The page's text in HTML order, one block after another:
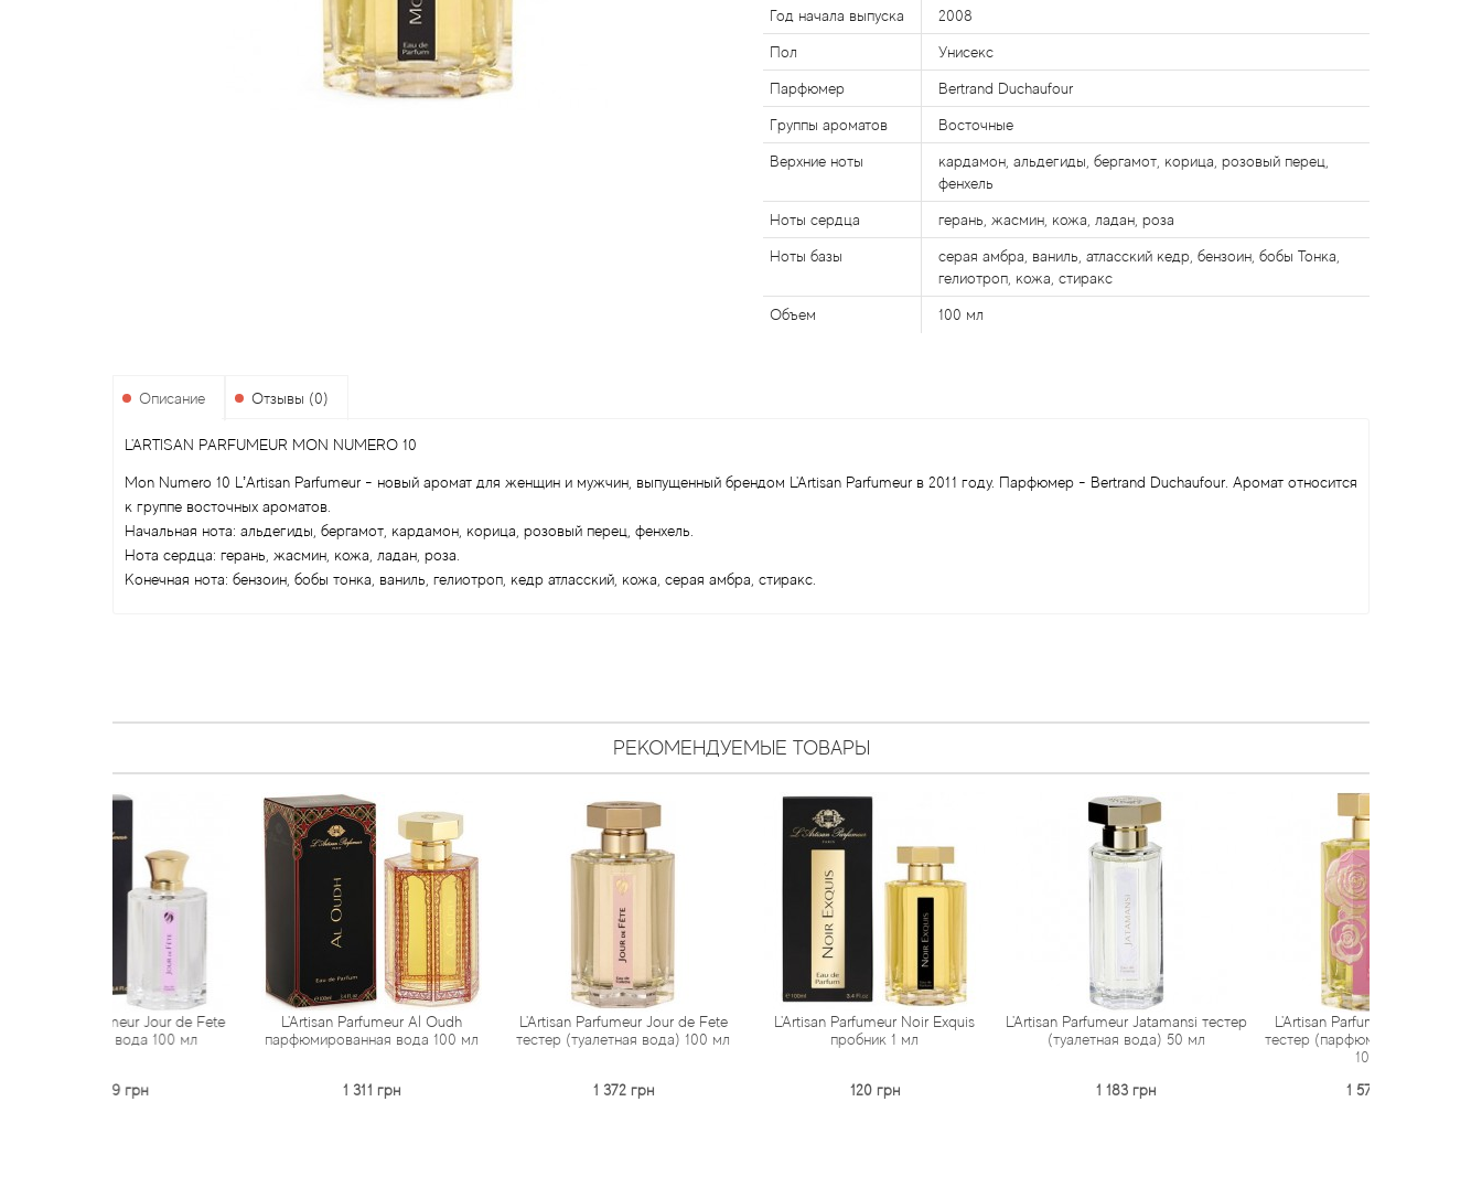
Год начала выпуска 2008
Пол Унисекс
Парфюмер Bertrand Duchaufour
Группы ароматов Восточные
Верхние ноты
кардамон, альдегиды, бергамот, корица, розовый перец,
фенхель
Ноты сердца герань, жасмин, кожа, ладан, роза
Ноты базы
серая амбра, ваниль, атласский кедр, бензоин, бобы Тонка,
гелиотроп, кожа, стиракс
Объем 100 мл
Описание Отзывы (0)
L'ARTISAN PARFUMEUR MON NUMERO 10
Mon Numero 10 L’Artisan Parfumeur - новый аромат для женщин и мужчин, выпущенный брендом L'Artisan Parfumeur в 2011 году. Парфюмер - Bertrand Duchaufour. Аромат относится
к группе восточных ароматов.
Начальная нота: альдегиды, бергамот, кардамон, корица, розовый перец, фенхель.
Нота сердца: герань, жасмин, кожа, ладан, роза.
Конечная нота: бензоин, бобы тонка, ваниль, гелиотроп, кедр атласский, кожа, серая амбра, стиракс.
РЕКОМЕНДУЕМЫЕ ТОВАРЫ
Jour de Fete
L'Artisan Parfumeur Al Oudh
парфюмированная вода 100 мл
L'Artisan Parfumeur Jour de Fete
тестер (туалетная вода) 100 мл
L'Artisan Parfumeur Noir Exquis
пробник 1 мл
L'Artisan Parfumeur Jatamansi тестер
(туалетная вода) 50 мл
L'Artisan Parfumeur Rose Privée
тестер (парфюмированная вода)